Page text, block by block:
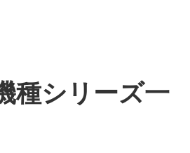
種シリーズ一